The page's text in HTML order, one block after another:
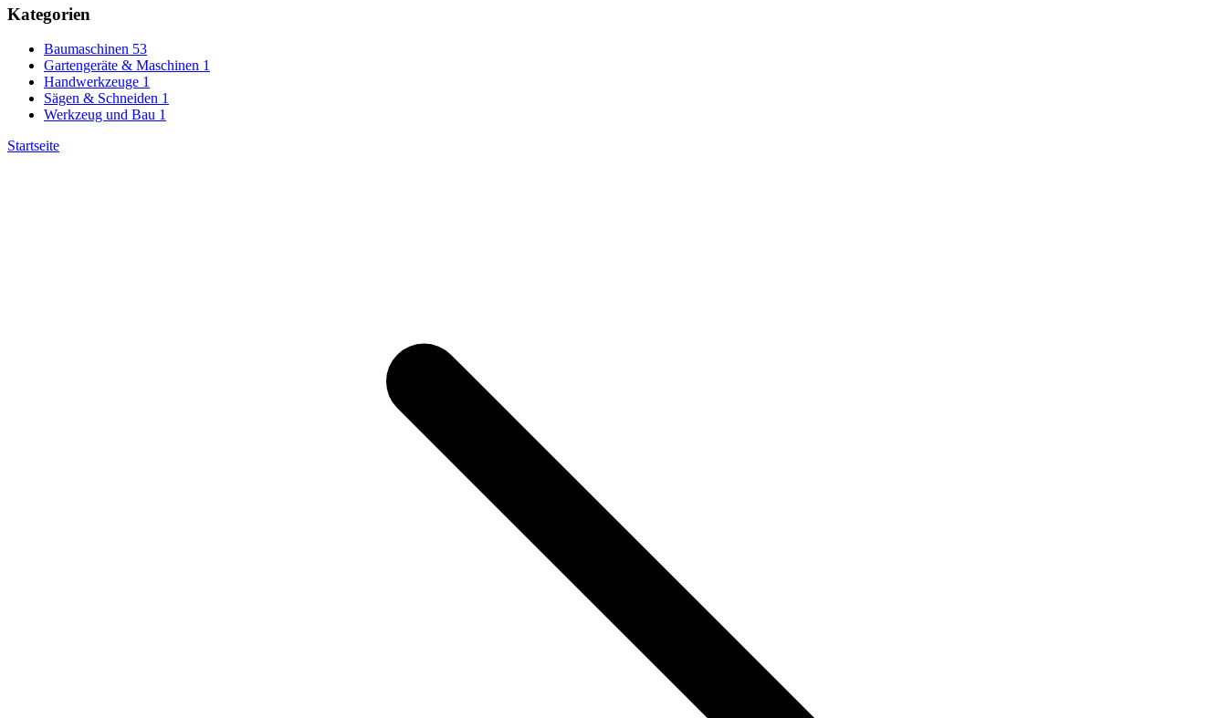
Kategorien
Baumaschinen 53
Gartengeräte & Maschinen 1
Handwerkzeuge 1
Sägen & Schneiden 1
Werkzeug und Bau 1
Startseite